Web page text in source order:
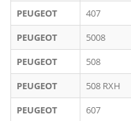
PEUGEOT
407
PEUGEOT
5008
PEUGEOT
508
PEUGEOT
508 RXH
PEUGEOT
607